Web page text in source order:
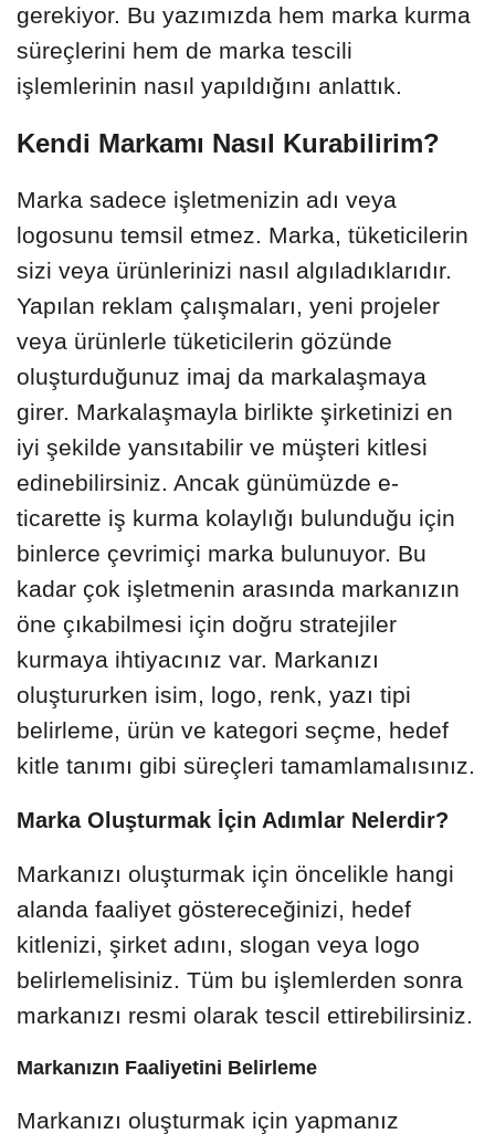
gerekiyor. Bu yazımızda hem marka kurma
süreçlerini hem de marka tescili
işlemlerinin nasıl yapıldığını anlattık.
Kendi Markamı Nasıl Kurabilirim?
Marka sadece işletmenizin adı veya
logosunu temsil etmez. Marka, tüketicilerin
sizi veya ürünlerinizi nasıl algıladıklarıdır.
Yapılan reklam çalışmaları, yeni projeler
veya ürünlerle tüketicilerin gözünde
oluşturduğunuz imaj da markalaşmaya
girer. Markalaşmayla birlikte şirketinizi en
iyi şekilde yansıtabilir ve müşteri kitlesi
edinebilirsiniz. Ancak günümüzde e-
ticarette iş kurma kolaylığı bulunduğu için
binlerce çevrimiçi marka bulunuyor. Bu
kadar çok işletmenin arasında markanızın
öne çıkabilmesi için doğru stratejiler
kurmaya ihtiyacınız var. Markanızı
oluştururken isim, logo, renk, yazı tipi
belirleme, ürün ve kategori seçme, hedef
kitle tanımı gibi süreçleri tamamlamalısınız.
Marka Oluşturmak İçin Adımlar Nelerdir?
Markanızı oluşturmak için öncelikle hangi
alanda faaliyet göstereceğinizi, hedef
kitlenizi, şirket adını, slogan veya logo
belirlemelisiniz. Tüm bu işlemlerden sonra
markanızı resmi olarak tescil ettirebilirsiniz.
Markanızın Faaliyetini Belirleme
Markanızı oluşturmak için yapmanız